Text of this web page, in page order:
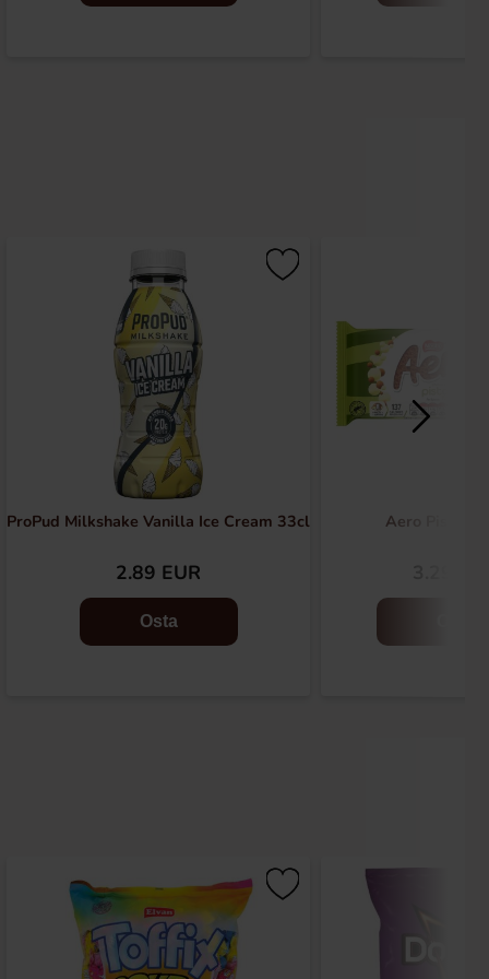
ProPud Milkshake Vanilla Ice Cream 33cl
2.89 EUR
Osta
Aero